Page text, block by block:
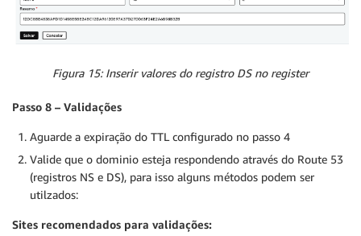
Figura 15: Inserir valores do registro DS no register
Passo 8 – Validações
Aguarde a expiração do TTL configurado no passo 4
Valide que o dominio esteja respondendo através do Route 53
(registros NS e DS), para isso alguns métodos podem ser
utilzados:
Sites recomendados para validações: